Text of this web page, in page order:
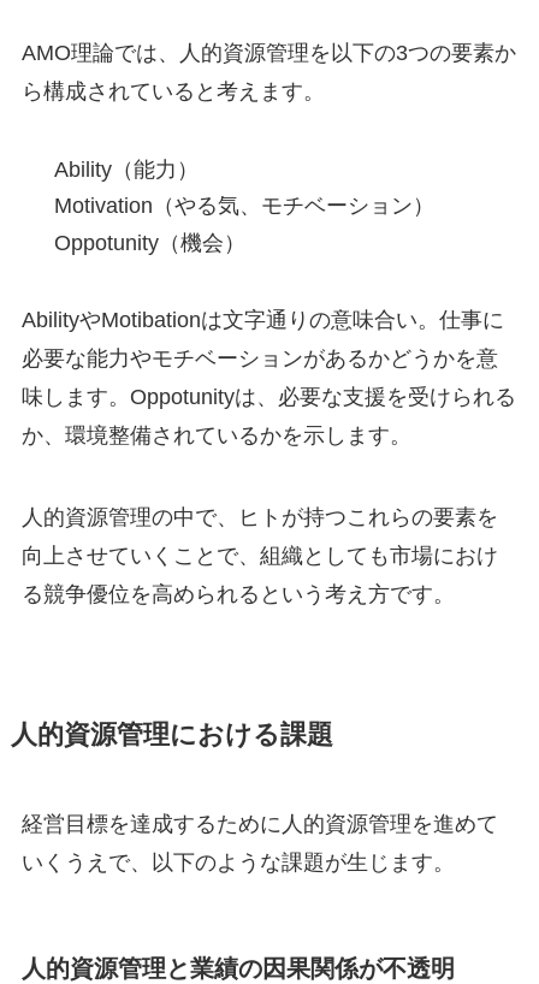
AMO理論では、人的資源管理を以下の3つの要素か
ら構成されていると考えます。
Ability（能力）
Motivation（やる気、モチベーション）
Oppotunity（機会）
AbilityやMotibationは文字通りの意味合い。仕事に
必要な能力やモチベーションがあるかどうかを意
味します。Oppotunityは、必要な支援を受けられる
か、環境整備されているかを示します。
人的資源管理の中で、ヒトが持つこれらの要素を
向上させていくことで、組織としても市場におけ
る競争優位を高められるという考え方です。
人的資源管理における課題
経営目標を達成するために人的資源管理を進めて
いくうえで、以下のような課題が生じます。
人的資源管理と業績の因果関係が不透明